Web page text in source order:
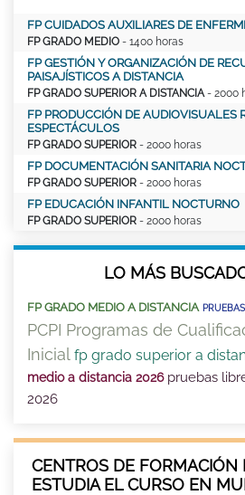
FP CUIDADOS AUXILIARES DE
FP GRADO MEDIO - 1400 horas
FP GESTIÓN Y ORGANIZACIÓN DE
PAISAJÍSTICOS A DISTANCIA
FP GRADO SUPERIOR A DISTANCIA - 2000
FP PRODUCCIÓN DE AUDIOVISUALES
ESPECTÁCULOS
FP GRADO SUPERIOR - 2000 horas
FP DOCUMENTACIÓN SANITARIA
FP GRADO SUPERIOR - 2000 horas
FP EDUCACIÓN INFANTIL NOCTURNO
FP GRADO SUPERIOR - 2000 horas
LO MÁS
FP GRADO MEDIO A DISTANCIA
PCPI Programas de
Inicial fp grado superior a
medio a distancia 2026 pruebas
2026
CENTROS DE FORMACIÓN
ESTUDIA EL CURSO EN